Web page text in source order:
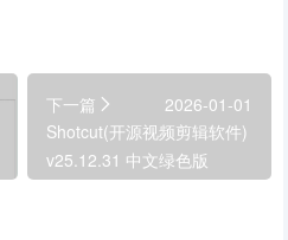
下一篇
2026-01-01
Shotcut(开源视频剪辑软件)
v25.12.31 中文绿色版